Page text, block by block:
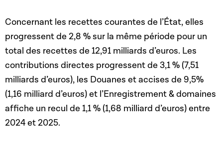
Concernant les recettes courantes de l’État, elles
progressent de 2,8 % sur la même période pour un
total des recettes de 12,91 milliards d’euros. Les
contributions directes progressent de 3,1 % (7,51
milliards d’euros), les Douanes et accises de 9,5%
(1,16 milliard d’euros) et l’Enregistrement & domaines
affiche un recul de 1,1 % (1,68 milliard d’euros) entre
2024 et 2025.